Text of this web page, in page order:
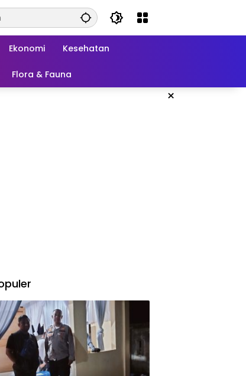
Ekonomi Kesehatan
Flora & Fauna
×